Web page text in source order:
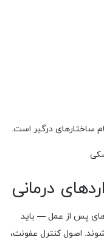
ساختارهای درگیر است.
درمانی
پس از عمل — باید
شوند. اصول کنترل عفونت،